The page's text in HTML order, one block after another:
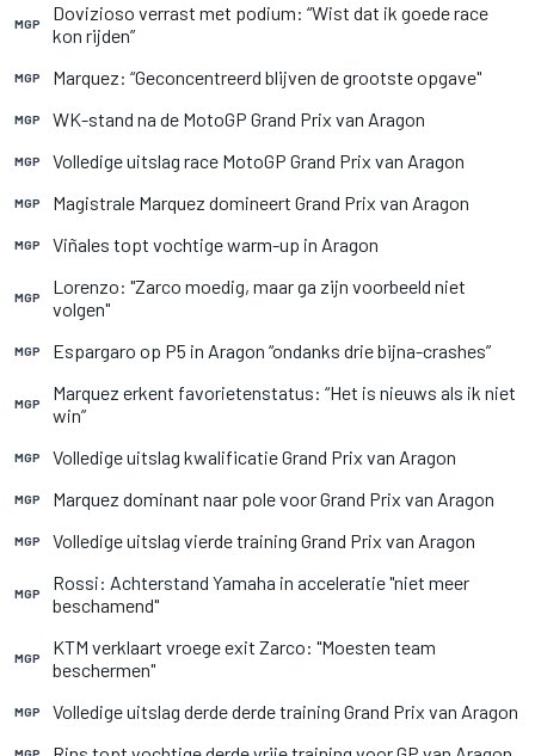
MGP
Dovizioso verrast met podium: “Wist dat ik goede race
kon rijden”
MGP Marquez: “Geconcentreerd blijven de grootste opgave"
MGP WK-stand na de MotoGP Grand Prix van Aragon
MGP Volledige uitslag race MotoGP Grand Prix van Aragon
MGP Magistrale Marquez domineert Grand Prix van Aragon
MGP Viñales topt vochtige warm-up in Aragon
MGP
Lorenzo: "Zarco moedig, maar ga zijn voorbeeld niet
volgen"
MGP Espargaro op P5 in Aragon “ondanks drie bijna-crashes”
MGP
Marquez erkent favorietenstatus: “Het is nieuws als ik niet
win”
MGP Volledige uitslag kwalificatie Grand Prix van Aragon
MGP Marquez dominant naar pole voor Grand Prix van Aragon
MGP Volledige uitslag vierde training Grand Prix van Aragon
MGP
Rossi: Achterstand Yamaha in acceleratie "niet meer
beschamend"
MGP
KTM verklaart vroege exit Zarco: "Moesten team
beschermen"
MGP Volledige uitslag derde derde training Grand Prix van Aragon
MGP